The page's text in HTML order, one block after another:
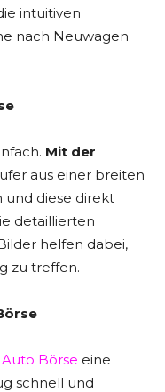
intuitiven
nach Neuwagen
Mit der
aus einer breiten
und diese direkt
detaillierten
helfen dabei,
zu treffen.
Börse eine
schnell und